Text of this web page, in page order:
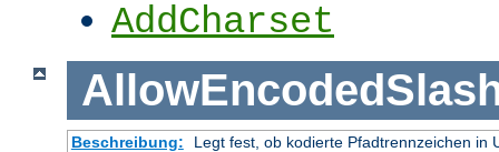
AddCharset
Beschreibung:
Legt fest, ob kodierte Pfadtrennzeichen in